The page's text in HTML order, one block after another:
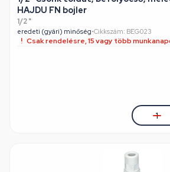
HAJDU FN bojler
1/2 "
eredeti (gyári) minőség•Cikkszám: BEG023
Csak rendelésre, 15 vagy több